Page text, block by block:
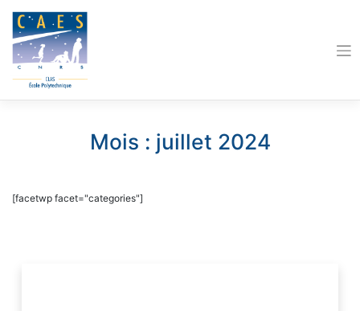
content
Mois : juillet 2024
[facetwp facet="categories"]